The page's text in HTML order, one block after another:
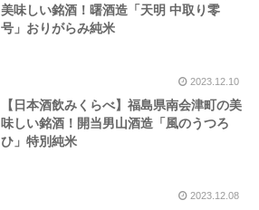
美味しい銘酒！曙酒造「天明 中取り零
号」おりがらみ純米
2023.12.10
【日本酒飲みくらべ】福島県南会津町の美
味しい銘酒！開当男山酒造「風のうつろ
ひ」特別純米
2023.12.08